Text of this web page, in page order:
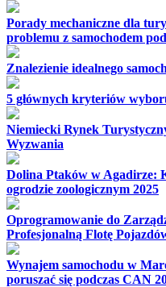
Porady mechaniczne dla
problemu z samochodem
Znalezienie idealnego
5 głównych kryteriów
Niemiecki Rynek
Wyzwania
Dolina Ptaków w Agadirze:
ogrodzie zoologicznym 2025
Oprogramowanie do
Profesjonalną Flotę
Wynajem samochodu w
poruszać się podczas CAN